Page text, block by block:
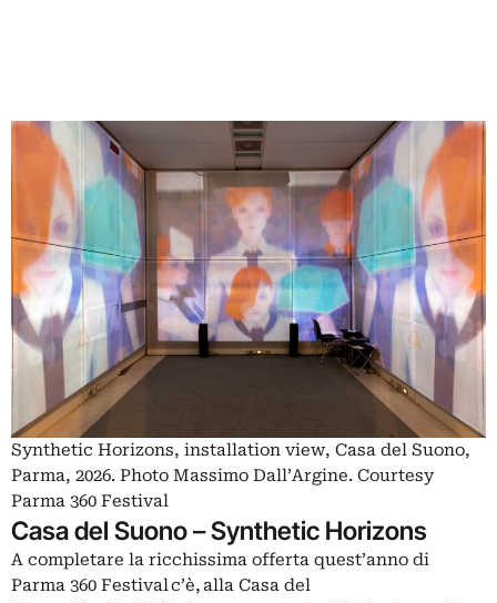
Synthetic Horizons, installation view, Casa del Suono,
Parma, 2026. Photo Massimo Dall’Argine. Courtesy
Parma 360 Festival
Casa del Suono – Synthetic Horizons
A completare la ricchissima offerta quest’anno di
Parma 360 Festival c’è, alla Casa del